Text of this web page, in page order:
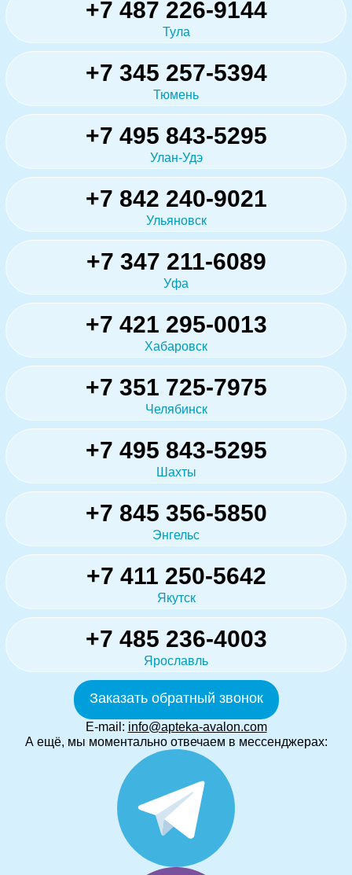
+7 487 226-9144
Тула
+7 345 257-5394
Тюмень
+7 495 843-5295
Улан-Удэ
+7 842 240-9021
Ульяновск
+7 347 211-6089
Уфа
+7 421 295-0013
Хабаровск
+7 351 725-7975
Челябинск
+7 495 843-5295
Шахты
+7 845 356-5850
Энгельс
+7 411 250-5642
Якутск
+7 485 236-4003
Ярославль
Заказать обратный звонок
E-mail: info@apteka-avalon.com
А ещё, мы моментально отвечаем в мессенджерах: